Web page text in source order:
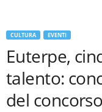
CULTURA EVENTI
Euterpe,
talento:
del